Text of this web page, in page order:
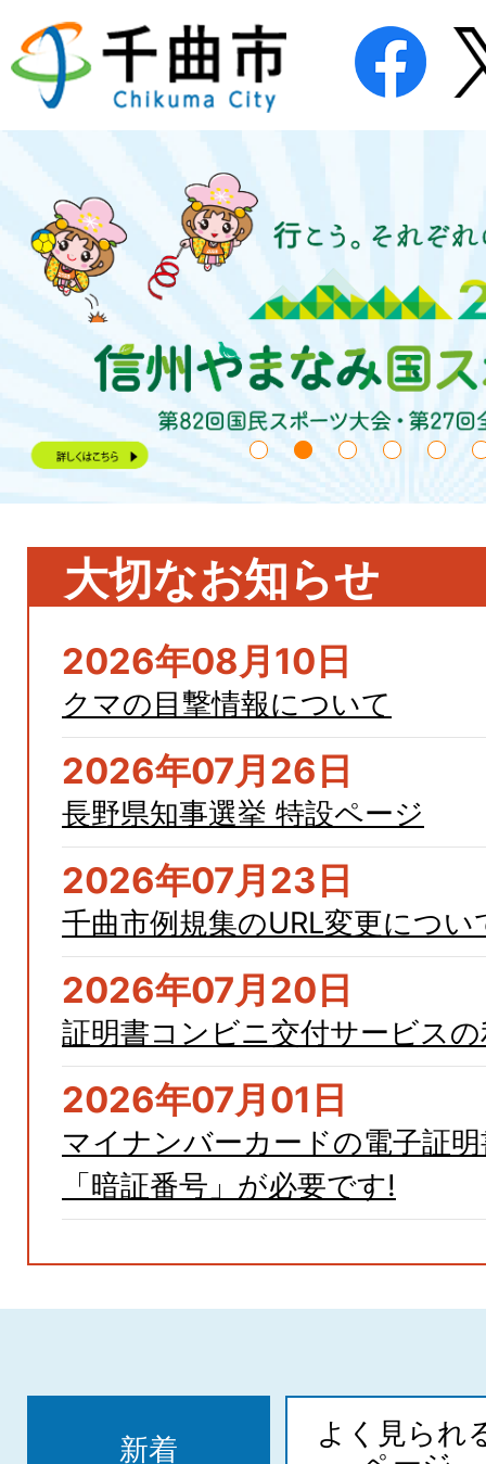
1枚目のスライドを表示
2枚目のスライドを表示中
3枚目のスライドを
4枚目のスラ
5枚目
大切なお知らせ
2026年08月10日
クマの目撃情報について
2026年07月26日
長野県知事選挙 特設ページ
2026年07月23日
千曲市例規集のURL変更につい
2026年07月20日
証明書コンビニ交付サービス
2026年07月01日
マイナンバーカードの電子証
「暗証番号」が必要です!
新着
よく見られ